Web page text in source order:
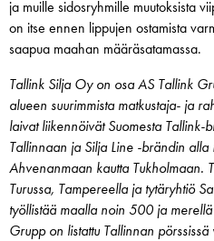
ja muille sidosryhmille muutoksista
on itse ennen lippujen ostamista
saapua maahan määräsatamassa.
Tallink Silja Oy on osa AS Tallink
alueen suurimmista matkustaja- ja
laivat liikennöivät Suomesta Tallink-
Tallinnaan ja Silja Line -brändin alla
Ahvenanmaan kautta Tukholmaan.
Turussa, Tampereella ja tytäryhtiö
työllistää maalla noin 500 ja
Grupp on listattu Tallinnan